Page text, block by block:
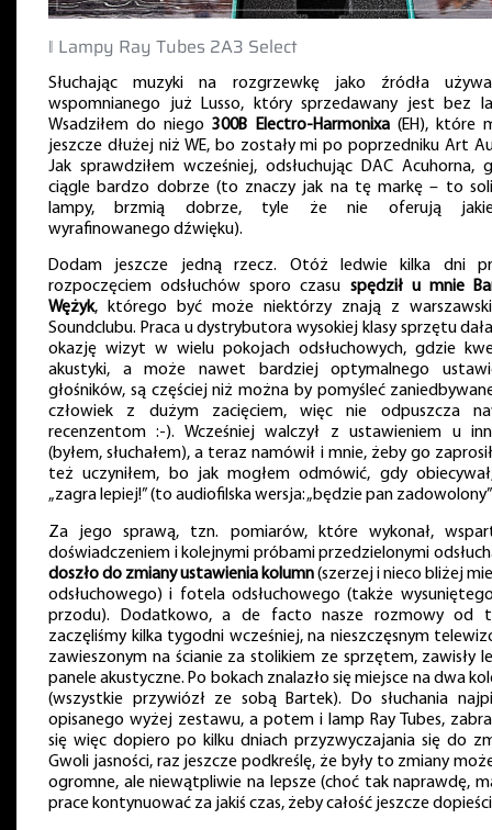
‖ Lampy Ray Tubes 2A3 Select
Słuchając muzyki na rozgrzewkę jako źródła
wspomnianego już Lusso, który sprzedawany jest bez
Wsadziłem do niego300B Electro-Harmonixa(EH), które
jeszcze dłużej niż WE, bo zostały mi po poprzedniku Art
Jak sprawdziłem wcześniej, odsłuchując DAC Acuhorna,
ciągle bardzo dobrze (to znaczy jak na tę markę – to
lampy, brzmią dobrze, tyle że nie oferują
wyrafinowanego dźwięku).
Dodam jeszcze jedną rzecz. Otóż ledwie kilka dni
rozpoczęciem odsłuchów sporo czasu spędził u mnie
Wężyk, którego być może niektórzy znają z
Soundclubu. Praca u dystrybutora wysokiej klasy sprzętu
okazję wizyt w wielu pokojach odsłuchowych, gdzie
akustyki, a może nawet bardziej optymalnego
głośników, są częściej niż można by pomyśleć
człowiek z dużym zacięciem, więc nie odpuszcza
recenzentom :-). Wcześniej walczył z ustawieniem u
(byłem, słuchałem), a teraz namówił i mnie, żeby go
też uczyniłem, bo jak mogłem odmówić, gdy
„zagra lepiej!” (to audiofilska wersja: „będzie pan
Za jego sprawą, tzn. pomiarów, które wykonał,
doświadczeniem i kolejnymi próbami przedzielonymi
doszło do zmiany ustawienia kolumn(szerzej i nieco bliżej
odsłuchowego) i fotela odsłuchowego (także
przodu). Dodatkowo, a de facto nasze rozmowy od
zaczęliśmy kilka tygodni wcześniej, na nieszczęsnym
zawieszonym na ścianie za stolikiem ze sprzętem, zawisły
panele akustyczne. Po bokach znalazło się miejsce na dwa
(wszystkie przywiózł ze sobą Bartek). Do słuchania
opisanego wyżej zestawu, a potem i lamp Ray Tubes,
się więc dopiero po kilku dniach przyzwyczajania się do
Gwoli jasności, raz jeszcze podkreślę, że były to zmiany
ogromne, ale niewątpliwie na lepsze (choć tak naprawdę,
prace kontynuować za jakiś czas, żeby całość jeszcze